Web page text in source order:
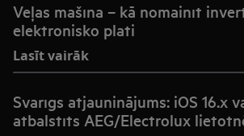
Veļas mašīna – kā nomainīt
elektronisko plati
Lasīt vairāk
Svarīgs atjauninājums: iOS 16.x
atbalstīts AEG/Electrolux